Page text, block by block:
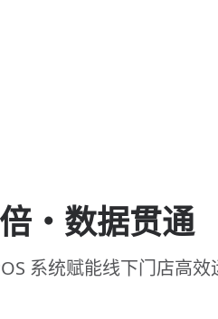
・数据贯通
系统赋能线下门店高效